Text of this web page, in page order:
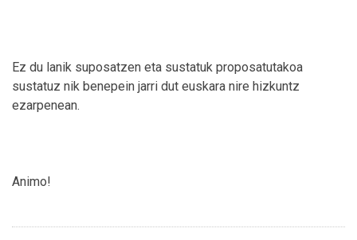
Ez du lanik suposatzen eta sustatuk proposatutakoa
sustatuz nik benepein jarri dut euskara nire hizkuntz
ezarpenean.
Animo!